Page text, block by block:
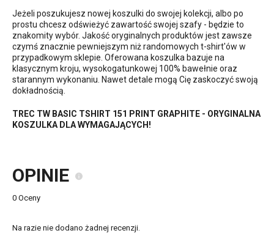
Jeżeli poszukujesz nowej koszulki do swojej kolekcji, albo po
prostu chcesz odświeżyć zawartość swojej szafy - będzie to
znakomity wybór. Jakość oryginalnych produktów jest zawsze
czymś znacznie pewniejszym niż randomowych t-shirt'ów w
przypadkowym sklepie. Oferowana koszulka bazuje na
klasycznym kroju, wysokogatunkowej 100% bawełnie oraz
starannym wykonaniu. Nawet detale mogą Cię zaskoczyć swoją
dokładnością.
TREC TW BASIC TSHIRT 151 PRINT GRAPHITE - ORYGINALNA
KOSZULKA DLA WYMAGAJĄCYCH!
OPINIE
0 Oceny
Na razie nie dodano żadnej recenzji.